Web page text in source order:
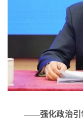
——强化政治引